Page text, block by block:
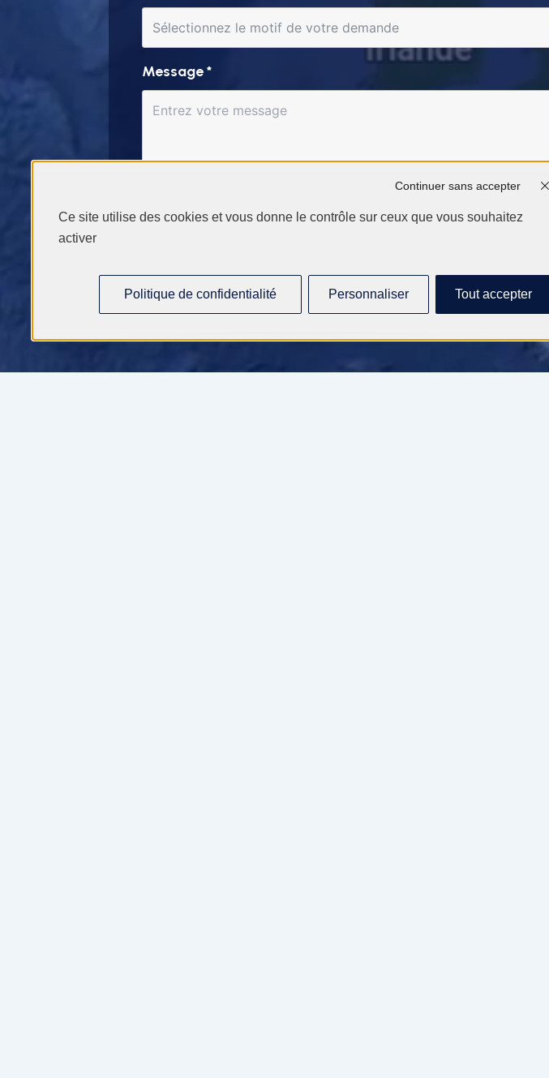
Message*
Ce site utilise des cookies et vous donne le contrôle sur ceux que vous souhaitez
activer
Tout accepter
Continuer sans accepter
Personnaliser
Politique de confidentialité